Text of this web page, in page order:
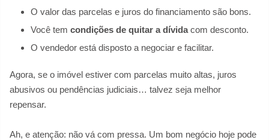
O valor das parcelas e juros do financiamento são bons.
Você tem condições de quitar a dívidacom desconto.
O vendedor está disposto a negociar e facilitar.
Agora, se o imóvel estiver com parcelas muito altas, juros
abusivos ou pendências judiciais… talvez seja melhor
repensar.
Ah, e atenção: não vá com pressa. Um bom negócio hoje pode